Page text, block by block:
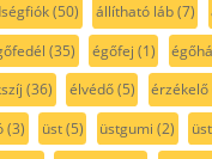
(50) állítható láb(7)
(35) égőfej (1)
(36) élvédő(5) érzékelő
(3) üst(5) üstgumi (2)